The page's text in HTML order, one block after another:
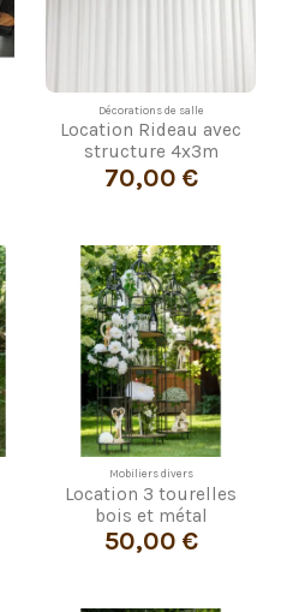
Décorations de salle
Location Rideau avec
structure 4x3m
70,00 €
Mobiliers divers
Location 3 tourelles
bois et métal
50,00 €